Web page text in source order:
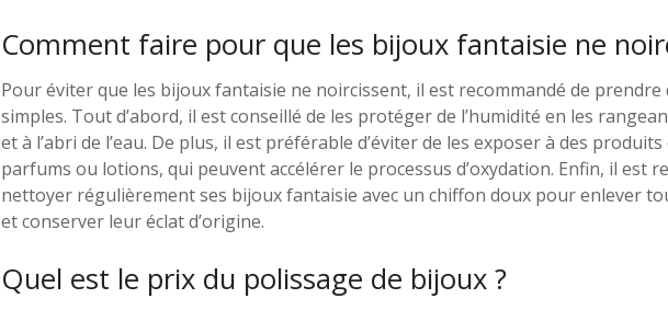
Comment faire pour que les bijoux fantaisie ne
Pour éviter que les bijoux fantaisie ne noircissent, il est recommandé de
simples. Tout d’abord, il est conseillé de les protéger de l’humidité en les
et à l’abri de l’eau. De plus, il est préférable d’éviter de les exposer à des
parfums ou lotions, qui peuvent accélérer le processus d’oxydation. Enfin, il est
nettoyer régulièrement ses bijoux fantaisie avec un chiffon doux pour enlever
et conserver leur éclat d’origine.
Quel est le prix du polissage de bijoux ?